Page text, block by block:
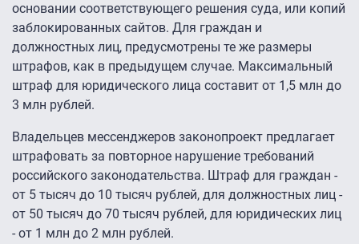
основании соответствующего решения суда, или копий
заблокированных сайтов. Для граждан и
должностных лиц, предусмотрены те же размеры
штрафов, как в предыдущем случае. Максимальный
штраф для юридического лица составит от 1,5 млн до
3 млн рублей.
Владельцев мессенджеров законопроект предлагает
штрафовать за повторное нарушение требований
российского законодательства. Штраф для граждан -
от 5 тысяч до 10 тысяч рублей, для должностных лиц -
от 50 тысяч до 70 тысяч рублей, для юридических лиц
- от 1 млн до 2 млн рублей.